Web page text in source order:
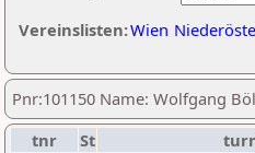
Vereinslisten:Wien
Pnr:101150 Name: Wolfgang
tnr
St